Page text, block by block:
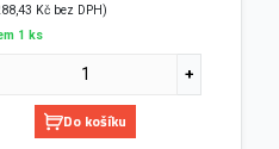
Kč bez DPH)
1 ks
Do košíku